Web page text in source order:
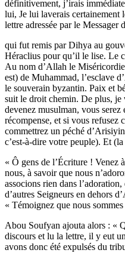
définitivement, j’irais
lui, Je lui laverais certainement
lettre adressée par le Messager
qui fut remis par Dihya au
Héraclius pour qu’il le lise. Le
Au nom d’Allah le
est) de Muhammad, l’esclave
le souverain byzantin. Paix et
suit le droit chemin. De plus, je
devenez musulman, vous
récompense, et si vous refusez
commettrez un péché
c’est-à-dire votre peuple). Et
« Ô gens de l’Écriture ! Venez
nous, à savoir que nous
associons rien dans
d’autres Seigneurs en dehors
« Témoignez que nous
Abou Soufyan ajouta alors : «
discours et lu la lettre, il y eut
avons donc été expulsés du